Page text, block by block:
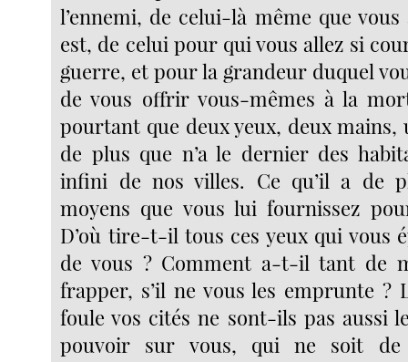
l’ennemi, de celui-là même que vous
est, de celui pour qui vous allez si
guerre, et pour la grandeur duquel
de vous offrir vous-mêmes à la
pourtant que deux yeux, deux
de plus que n’a le dernier des
infini de nos villes. Ce qu’il a de
moyens que vous lui fournissez
D’où tire-t-il tous ces yeux qui vous
de vous ? Comment a-t-il tant de
frapper, s’il ne vous les emprunte ?
foule vos cités ne sont-ils pas aussi
pouvoir sur vous, qui ne soit de